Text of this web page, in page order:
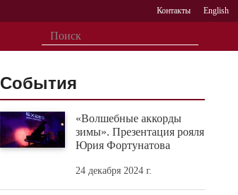
Контакты English
События
«Волшебные аккорды
зимы». Презентация рояля
Юрия Фортунатова
24 декабря 2024 г.